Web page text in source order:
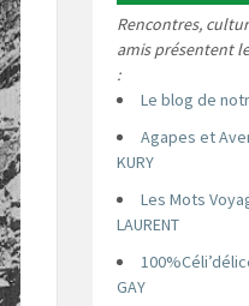
Rencontres,
amis présentent
:
Le blog de
Agapes et
KURY
Les Mots
LAURENT
GAY